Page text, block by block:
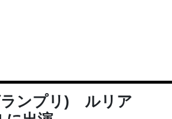
ランプリ) ルリア